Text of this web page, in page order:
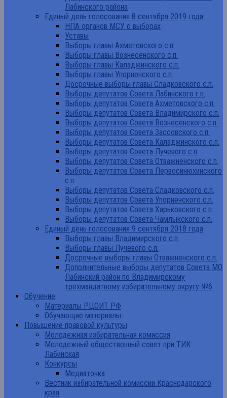
Лабинского района
Единый день голосования 8 сентября 2019 года
НПА органов МСУ о выборах
Уставы
Выборы главы Ахметовского с.п.
Выборы главы Вознесенского с.п.
Выборы главы Каладжинского с.п.
Выборы главы Упорненского с.п.
Досрочные выборы главы Сладковского с.п.
Выборы депутатов Совета Лабинского г.п.
Выборы депутатов Совета Ахметовского с.п.
Выборы депутатов Совета Владимирского с.п.
Выборы депутатов Совета Вознесенского с.п.
Выборы депутатов Совета Зассовского с.п.
Выборы депутатов Совета Каладжинского с.п.
Выборы депутатов Совета Лучевого с.п.
Выборы депутатов Совета Отважненского с.п.
Выборы депутатов Совета Первосинюхинского
с.п.
Выборы депутатов Совета Сладковского с.п.
Выборы депутатов Совета Упорненского с.п.
Выборы депутатов Совета Харьковского с.п.
Выборы депутатов Совета Чамлыкского с.п.
Единый день голосования 9 сентября 2018 года
Выборы главы Владимирского с.п.
Выборы главы Лучевого с.п.
Досрочные выборы главы Отважненского с.п.
Дополнительные выборы депутатов Совета МО
Лабинский район по Владимирскому
трехмандатному избирательному округу №6
Обучение
Материалы РЦОИТ РФ
Обучающие материалы
Повышение правовой культуры
Молодежная избирательная комиссия
Молодежный общественный совет при ТИК
Лабинская
Конкурсы
Медиаточка
Вестник избирательной комиссии Краснодарского
края